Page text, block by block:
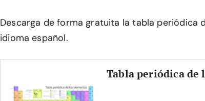
Descarga de forma gratuita la tabla periódica
idioma español.
Tabla periódica de